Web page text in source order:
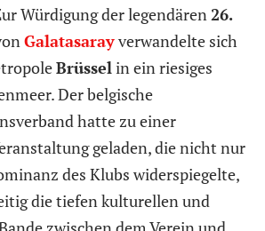
Würdigung der legendären 26.
Galatasarayverwandelte sich
Brüssel in ein riesiges
Der belgische
hatte zu einer
geladen, die nicht nur
des Klubs widerspiegelte,
die tiefen kulturellen und